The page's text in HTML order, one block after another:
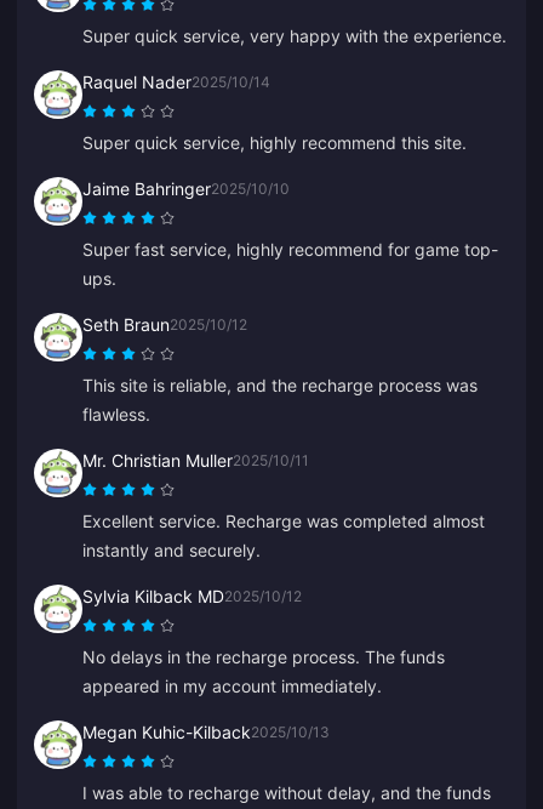
Super quick service, very happy with the experience.
Raquel Nader2025/10/14
Super quick service, highly recommend this site.
Jaime Bahringer2025/10/10
Super fast service, highly recommend for game top-
ups.
Seth Braun2025/10/12
This site is reliable, and the recharge process was
flawless.
Mr. Christian Muller2025/10/11
Excellent service. Recharge was completed almost
instantly and securely.
Sylvia Kilback MD2025/10/12
No delays in the recharge process. The funds
appeared in my account immediately.
Megan Kuhic-Kilback2025/10/13
I was able to recharge without delay, and the funds